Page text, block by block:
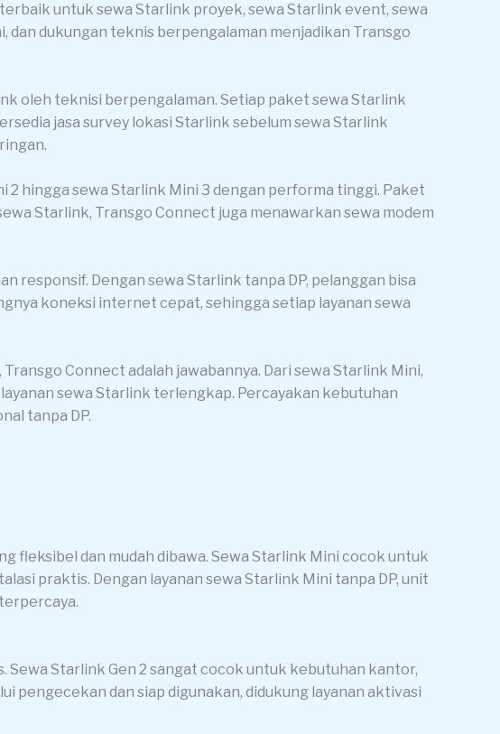
untuk sewa Starlink proyek, sewa Starlink event, sewa
dukungan teknis berpengalaman menjadikan Transgo
oleh teknisi berpengalaman. Setiap paket sewa Starlink
jasa survey lokasi Starlink sebelum sewa Starlink
2 hingga sewa Starlink Mini 3 dengan performa tinggi. Paket
Starlink, Transgo Connect juga menawarkan sewa modem
responsif. Dengan sewa Starlink tanpa DP, pelanggan bisa
koneksi internet cepat, sehingga setiap layanan sewa
Connect adalah jawabannya. Dari sewa Starlink Mini,
sewa Starlink terlengkap. Percayakan kebutuhan
tanpa DP.
fleksibel dan mudah dibawa. Sewa Starlink Mini cocok untuk
praktis. Dengan layanan sewa Starlink Mini tanpa DP, unit
Sewa Starlink Gen 2 sangat cocok untuk kebutuhan kantor,
pengecekan dan siap digunakan, didukung layanan aktivasi